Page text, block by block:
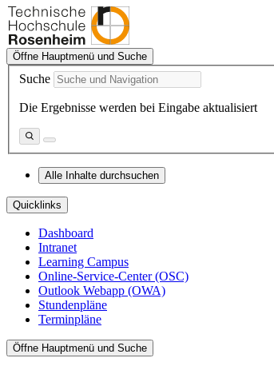
Öffne Hauptmenü und Suche
Suche
Die Ergebnisse werden bei Eingabe aktualisiert
Alle Inhalte durchsuchen
Quicklinks
Dashboard
Intranet
Learning Campus
Online-Service-Center (OSC)
Outlook Webapp (OWA)
Stundenpläne
Terminpläne
Öffne Hauptmenü und Suche